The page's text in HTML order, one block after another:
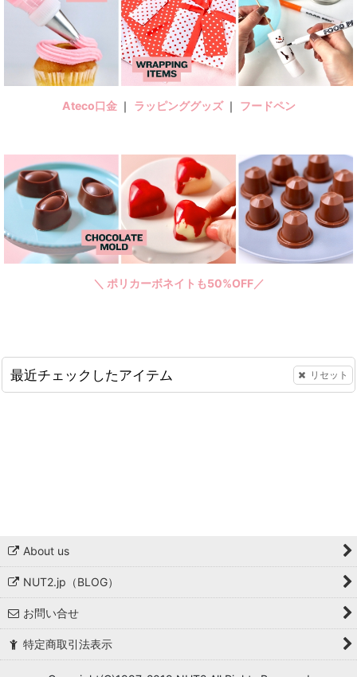
Ateco口金 ｜ ラッピンググッズ ｜ フードペン
＼ ポリカーボネイトも50%OFF／
最近チェックしたアイテム リセット
About us
NUT2.jp（BLOG）
お問い合せ
特定商取引法表示